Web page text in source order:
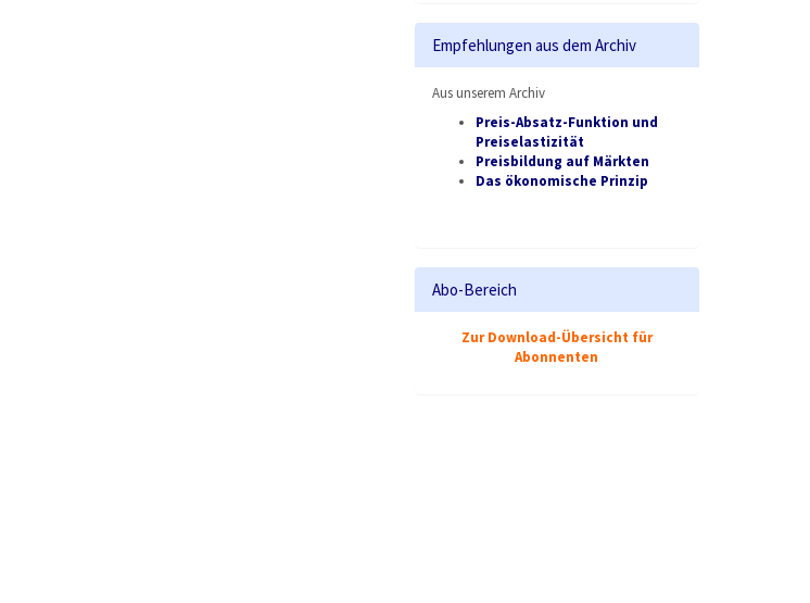
Empfehlungen aus dem Archiv
Aus unserem Archiv
Preis-Absatz-Funktion und
Preiselastizität
Preisbildung auf Märkten
Das ökonomische Prinzip
Abo-Bereich
Zur Download-Übersicht für
Abonnenten